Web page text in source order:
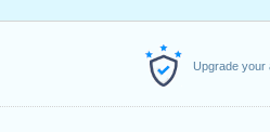
Upgrade your